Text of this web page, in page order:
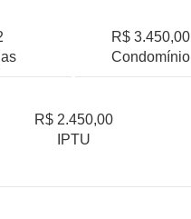
R$ 3.450,00
Condomínio
R$ 2.450,00
IPTU